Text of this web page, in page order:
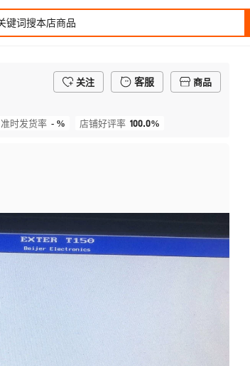
关注 客服
商品
准时发货率 - % 店铺好评率 100.0%